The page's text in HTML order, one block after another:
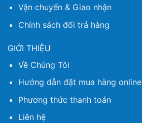
Vận chuyển & Giao nhận
Chính sách đổi trả hàng
GIỚI THIỆU
Về Chúng Tôi
Hướng dẫn đặt mua hàng online
Phương thức thanh toán
Liên hệ